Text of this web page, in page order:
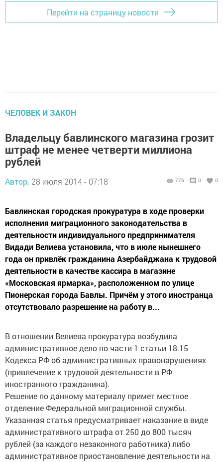
Перейти на страницу новости
ЧЕЛОВЕК И ЗАКОН
Владельцу бавлинского магазина грозит
штраф не менее четверти миллиона
рублей
Автор, 28 июля 2014 - 07:18 776 0 0
Бавлинская городская прокуратура в ходе проверки
исполнения миграционного законодательства в
деятельности индивидуального предпринимателя
Видади Велиева установила, что в июле нынешнего
года он привлёк гражданина Азербайджана к трудовой
деятельности в качестве кассира в магазине
«Московская ярмарка», расположенном по улице
Пионерская города Бавлы. Причём у этого иностранца
отсутствовало разрешение на работу в...
В отношении Велиева прокуратура возбудила
административное дело по части 1 статьи 18.15
Кодекса РФ об административных правонарушениях
(привлечение к трудовой деятельности в РФ
иностранного гражданина).
Решение по данному материалу примет местное
отделение Федеральной миграционной службы.
Указанная статья предусматривает наказание в виде
административного штрафа от 250 до 800 тысяч
рублей (за каждого незаконного работника) либо
административное приостановление деятельности на